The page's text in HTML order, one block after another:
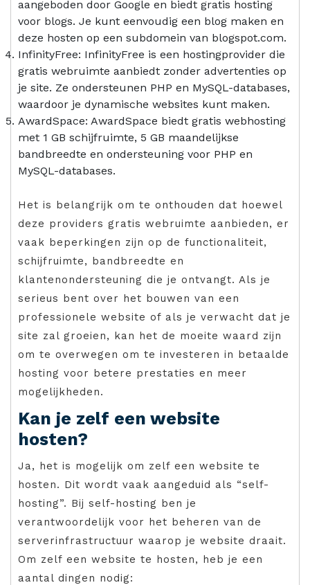
aangeboden door Google en biedt gratis hosting
voor blogs. Je kunt eenvoudig een blog maken en
deze hosten op een subdomein van blogspot.com.
InfinityFree: InfinityFree is een hostingprovider die
gratis webruimte aanbiedt zonder advertenties op
je site. Ze ondersteunen PHP en MySQL-databases,
waardoor je dynamische websites kunt maken.
AwardSpace: AwardSpace biedt gratis webhosting
met 1 GB schijfruimte, 5 GB maandelijkse
bandbreedte en ondersteuning voor PHP en
MySQL-databases.
Het is belangrijk om te onthouden dat hoewel
deze providers gratis webruimte aanbieden, er
vaak beperkingen zijn op de functionaliteit,
schijfruimte, bandbreedte en
klantenondersteuning die je ontvangt. Als je
serieus bent over het bouwen van een
professionele website of als je verwacht dat je
site zal groeien, kan het de moeite waard zijn
om te overwegen om te investeren in betaalde
hosting voor betere prestaties en meer
mogelijkheden.
Kan je zelf een website
hosten?
Ja, het is mogelijk om zelf een website te
hosten. Dit wordt vaak aangeduid als “self-
hosting”. Bij self-hosting ben je
verantwoordelijk voor het beheren van de
serverinfrastructuur waarop je website draait.
Om zelf een website te hosten, heb je een
aantal dingen nodig: